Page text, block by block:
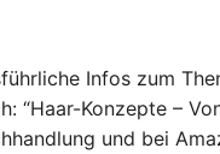
Infos zum
“Haar-Konzepte –
und bei